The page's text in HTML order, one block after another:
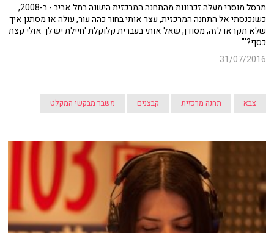
מרסל מוסרי מעלה זכרונות מהתחנה המרכזית הישנה בתל אביב - ב-2008,
כשנכנסתי אל התחנה המרכזית, עצר אותי בחור כהה עור, עולה או מסתנן איך
שלא תקראו לזה, מסודן, שאל אותי בעברית קלוקלת 'חיילת יש לך אולי קצת
כסף?'"
31/07/2016
צבא תחנה מרכזית קבצנים משבר מבקשי המקלט